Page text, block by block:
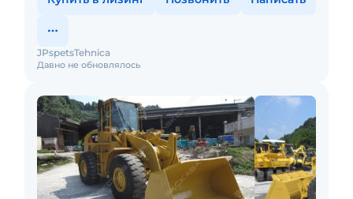
Давно не обновлялось
JPspetsTehnica